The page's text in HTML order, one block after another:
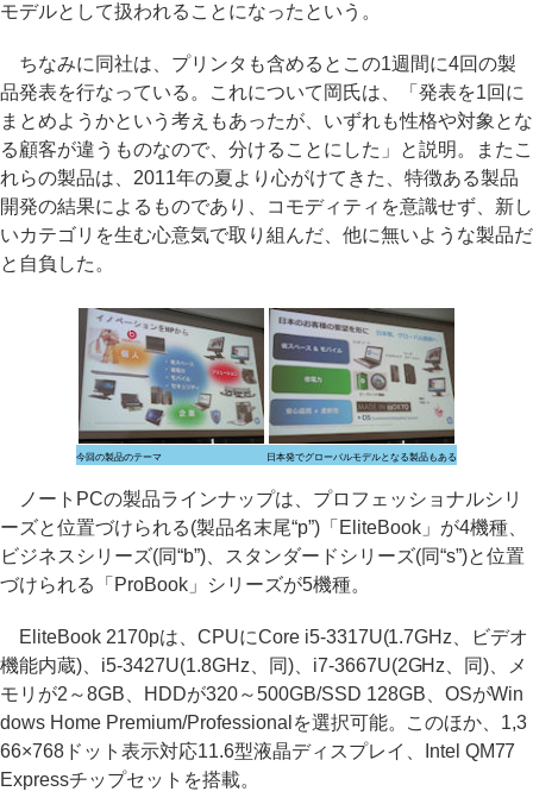
モデルとして扱われることになったという。
ちなみに同社は、プリンタも含めるとこの1週間に4回の製
品発表を行なっている。これについて岡氏は、「発表を1回に
まとめようかという考えもあったが、いずれも性格や対象とな
る顧客が違うものなので、分けることにした」と説明。またこ
れらの製品は、2011年の夏より心がけてきた、特徴ある製品
開発の結果によるものであり、コモディティを意識せず、新し
いカテゴリを生む心意気で取り組んだ、他に無いような製品だ
と自負した。
今回の製品のテーマ 日本発でグローバルモデルとなる製品もある
ノートPCの製品ラインナップは、プロフェッショナルシリ
ーズと位置づけられる(製品名末尾“p”)「EliteBook」が4機種、
ビジネスシリーズ(同“b”)、スタンダードシリーズ(同“s”)と位置
づけられる「ProBook」シリーズが5機種。
EliteBook 2170pは、CPUにCore i5-3317U(1.7GHz、ビデオ
機能内蔵)、i5-3427U(1.8GHz、同)、i7-3667U(2GHz、同)、メ
モリが2～8GB、HDDが320～500GB/SSD 128GB、OSがWin
dows Home Premium/Professionalを選択可能。このほか、1,3
66×768ドット表示対応11.6型液晶ディスプレイ、Intel QM77
Expressチップセットを搭載。